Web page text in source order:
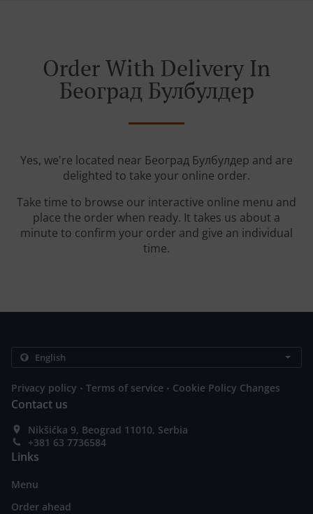
Order With Delivery In
Београд Булбулдер
Yes, we're located near Београд Булбулдер and are
delighted to take your online order.
Take time to browse our interactive online menu and
place the order when ready. It takes us about a
minute to confirm your order and give an individual
time.
Privacy policy . Terms of service . Cookie Policy Changes
Contact us
Nikšićka 9, Beograd 11010, Serbia
+381 63 7736584
Links
Menu
Order ahead